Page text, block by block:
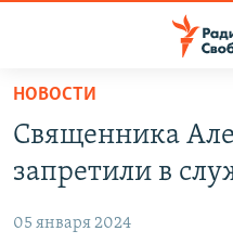
упрощенного
доступа
основному
ПОДКАСТЫ
АВТОРСКИЕ ПРОЕКТЫ
ЦИТАТЫ СВОБОДЫ
НОВОСТИ
Священника
запретили в
05 января 2024